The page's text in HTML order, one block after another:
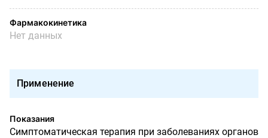
Фармакокинетика
Нет данных
Применение
Показания
Симптоматическая терапия при заболеваниях органов